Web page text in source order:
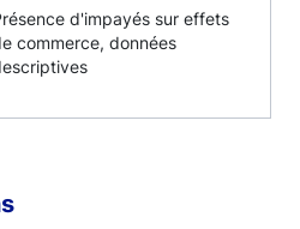
d'impayés sur effets
commerce, données